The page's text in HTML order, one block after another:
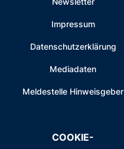
Impressum
Datenschutzerklärung
Mediadaten
Meldestelle Hinweisgeber
COOKIE-